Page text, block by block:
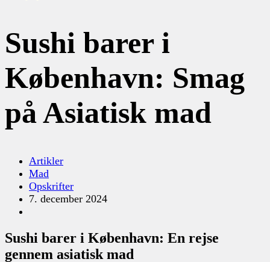
Sushi barer i
København: Smag
på Asiatisk mad
Artikler
Mad
Opskrifter
7. december 2024
Sushi barer i København: En rejse
gennem asiatisk mad